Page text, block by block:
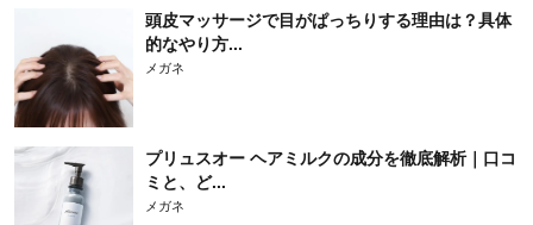
頭皮マッサージで目がぱっちりする理由は？具体
的なやり方...
メガネ
プリュスオー ヘアミルクの成分を徹底解析｜口コ
ミと、ど...
メガネ